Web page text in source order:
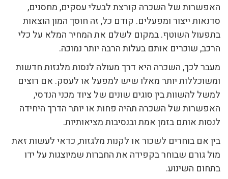
האפשרות של השכרה קורצת לבעלי עסקים, מחסנים,
סדנאות ייצור ומפעלים. קודם כל, זה חוסך המון הוצאות
בתפעול השוטף. במקום לשלם את המחיר המלא על כלי
הרכב, שוכרים אותם בעלות הרבה יותר נמוכה.
מעבר לכך, השכרה היא דרך מעולה לנסות מלגזות חדשות
ומשוכללות יותר מאלו שיש למפעל או לעסק. אם רוצים
למשל להשוות בין סוגים שונים של ציוד מכני הנדסי,
האפשרות של השכרה תהיה פחות או יותר הדרך היחידה
לנסות אותם בזמן אמת ובנסיבות מציאותיות.
בין אם בוחרים לשכור או לקנות מלגזות, כדאי לעשות זאת
מול גורם שבוחר בקפידה את החברות שמיוצגות על ידו
בתחום השינוע.